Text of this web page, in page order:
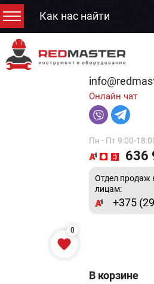
Как нас найти
Онлайн чат
Пн - Пт 9:00-
636
Отдел продаж
лицам:
+375
0
В корзине